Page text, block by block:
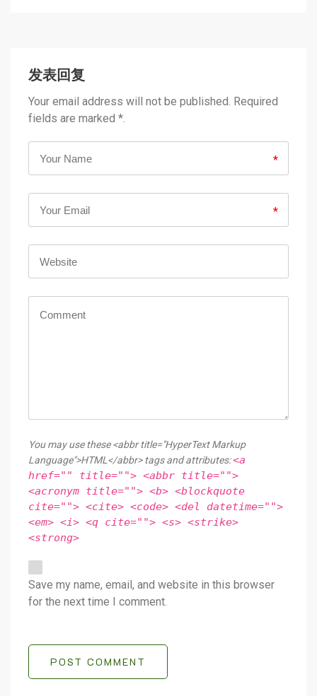
发表回复
Your email address will not be published. Required
fields are marked *.
*
*
You may use these <abbr title="HyperText Markup
Language">HTML</abbr> tags and attributes:<a
href="" title=""> <abbr title="">
<acronym title=""> <b> <blockquote
cite=""> <cite> <code> <del datetime="">
<em> <i> <q cite=""> <s> <strike>
<strong>
Save my name, email, and website in this browser
for the next time I comment.
POST COMMENT